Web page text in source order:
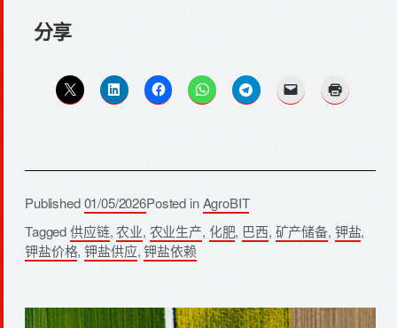
分享
Published01/05/2026Posted inAgroBIT
Tagged供应链,农业, 农业生产, 化肥, 巴西, 矿产储备, 钾盐,
钾盐价格,钾盐供应,钾盐依赖